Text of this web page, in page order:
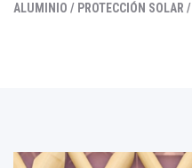
ALUMINIO / PROTECCIÓN SOLAR /